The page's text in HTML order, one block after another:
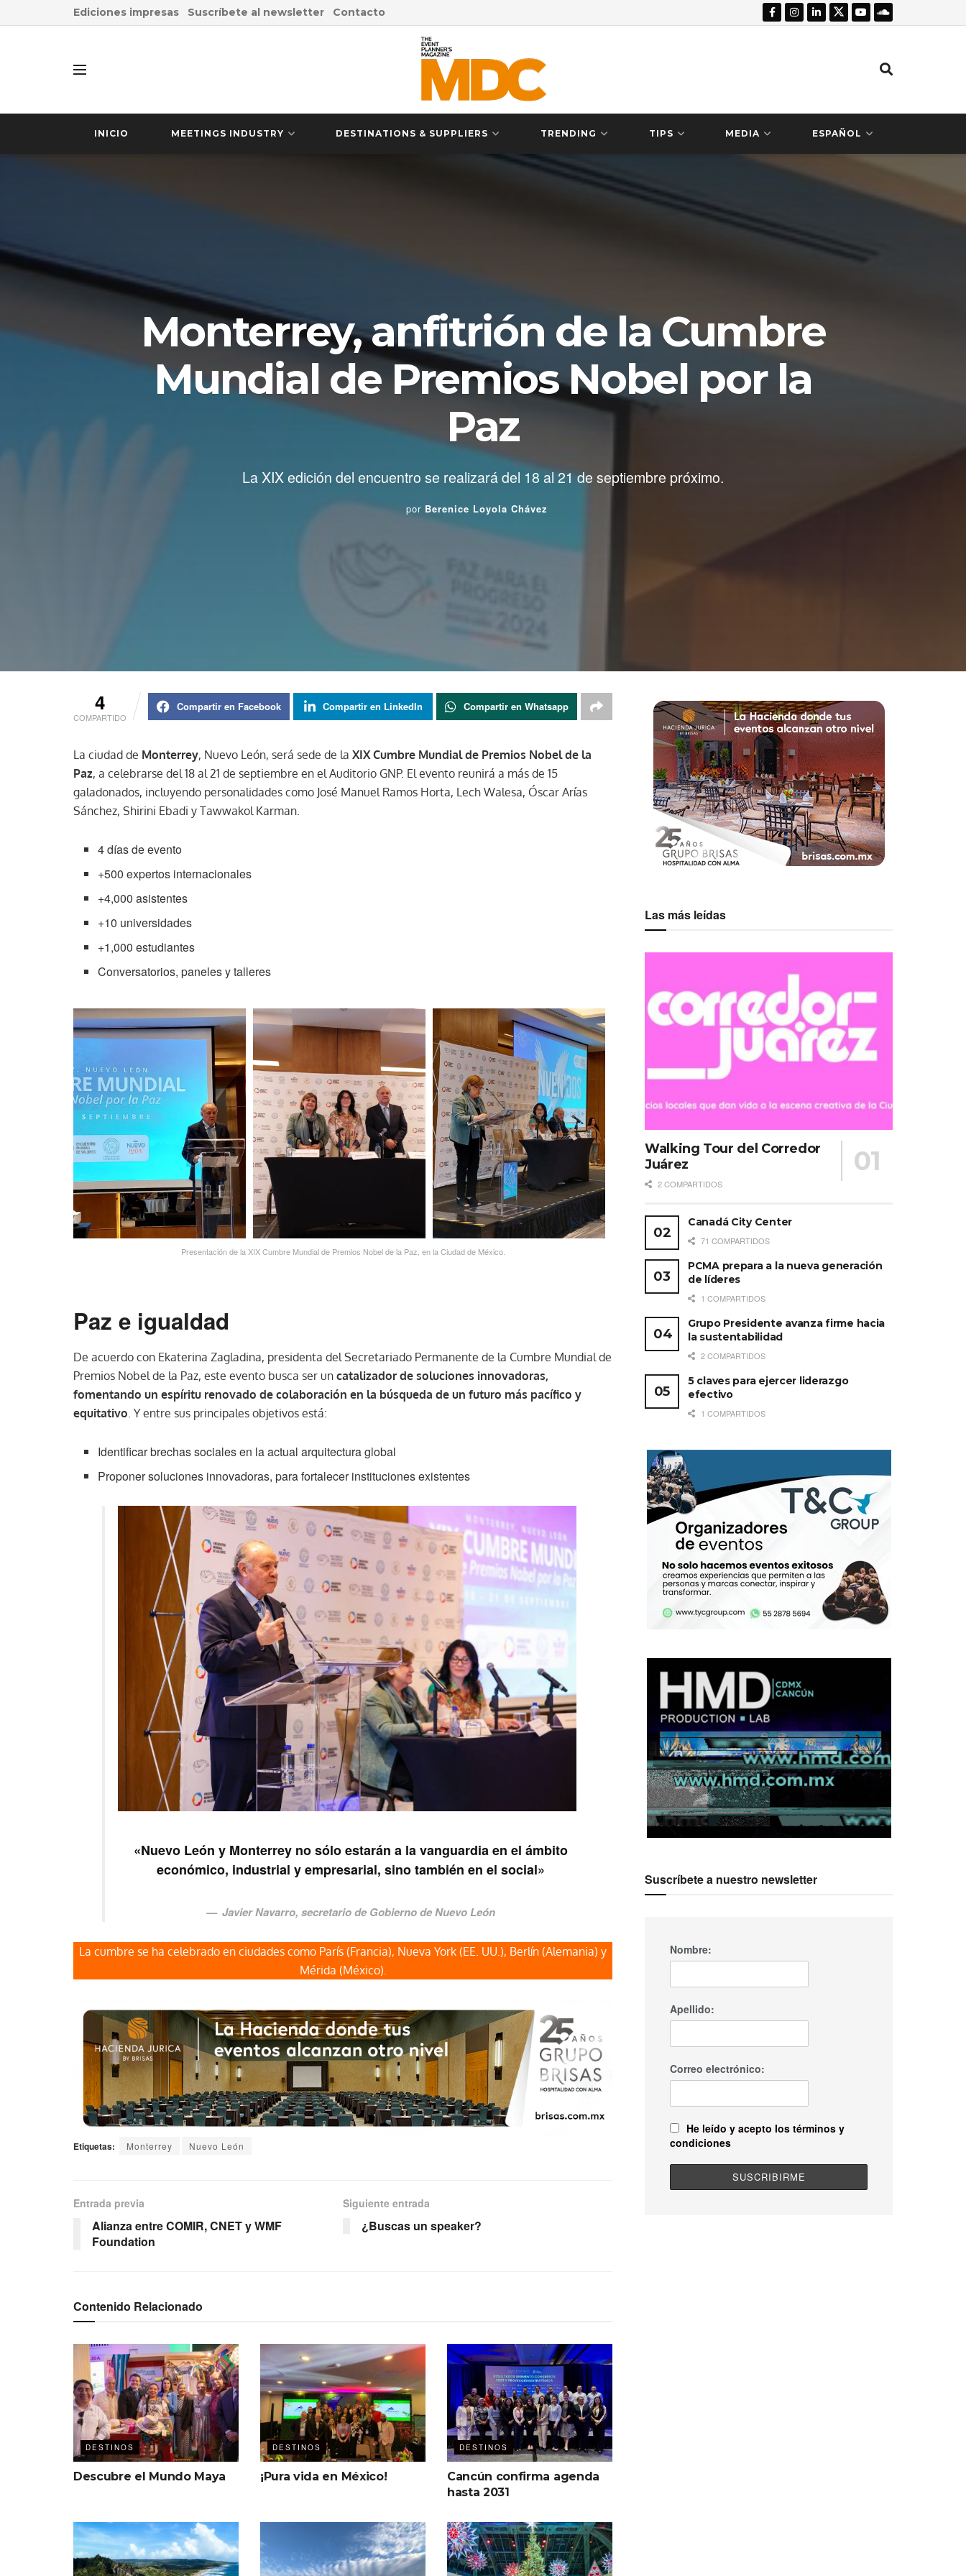
Ediciones impresas Suscríbete al newsletter Contacto
INICIO MEETINGS INDUSTRY DESTINATIONS & SUPPLIERS TRENDING TIPS MEDIA ESPAÑOL
Monterrey, anfitrión de la Cumbre
Mundial de Premios Nobel por la
Paz
La XIX edición del encuentro se realizará del 18 al 21 de septiembre próximo.
por Berenice Loyola Chávez
4
COMPARTIDO
Compartir en Facebook Compartir en LinkedIn Compartir en Whatsapp
La ciudad de Monterrey, Nuevo León, será sede de la XIX Cumbre Mundial de Premios Nobel de la
Paz, a celebrarse del 18 al 21 de septiembre en el Auditorio GNP. El evento reunirá a más de 15
galadonados, incluyendo personalidades como José Manuel Ramos Horta, Lech Walesa, Óscar Arías
Sánchez, Shirini Ebadi y Tawwakol Karman.
4 días de evento
+500 expertos internacionales
+4,000 asistentes
+10 universidades
+1,000 estudiantes
Conversatorios, paneles y talleres
Presentación de la XIX Cumbre Mundial de Premios Nobel de la Paz, en la Ciudad de México.
Paz e igualdad
De acuerdo con Ekaterina Zagladina, presidenta del Secretariado Permanente de la Cumbre Mundial de
Premios Nobel de la Paz, este evento busca ser un catalizador de soluciones innovadoras,
fomentando un espíritu renovado de colaboración en la búsqueda de un futuro más pacífico y
equitativo . Y entre sus principales objetivos está:
Identificar brechas sociales en la actual arquitectura global
Proponer soluciones innovadoras, para fortalecer instituciones existentes
«Nuevo León y Monterrey no sólo estarán a la vanguardia en el ámbito
económico, industrial y empresarial, sino también en el social»
Javier Navarro, secretario de Gobierno de Nuevo León
La cumbre se ha celebrado en ciudades como París (Francia), Nueva York (EE. UU.), Berlín (Alemania) y
Mérida (México).
Etiquetas: Monterrey Nuevo León
Entrada previa
Alianza entre COMIR, CNET y WMF
Foundation
Siguiente entrada
¿Buscas un speaker?
Contenido Relacionado
DESTINOS
Descubre el Mundo Maya
DESTINOS
¡Pura vida en México!
DESTINOS
Cancún confirma agenda
hasta 2031
Las más leídas
Walking Tour del Corredor
Juárez
2 COMPARTIDOS
Canadá City Center
71 COMPARTIDOS
PCMA prepara a la nueva generación
de líderes
1 COMPARTIDOS
Grupo Presidente avanza firme hacia
la sustentabilidad
2 COMPARTIDOS
5 claves para ejercer liderazgo
efectivo
1 COMPARTIDOS
Suscríbete a nuestro newsletter
Nombre:
Apellido:
Correo electrónico:
He leído y acepto los términos y
condiciones